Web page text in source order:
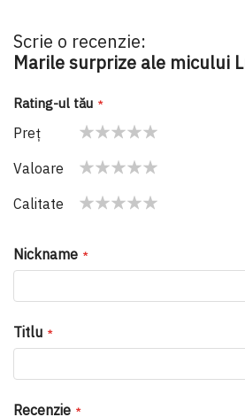
Scrie o recenzie:
Marile surprize ale micului
Rating-ul tău
Preţ
star
stars
stars
stars
stars
Valoare
star
stars
stars
stars
stars
Calitate
Nickname
Titlu
Recenzie